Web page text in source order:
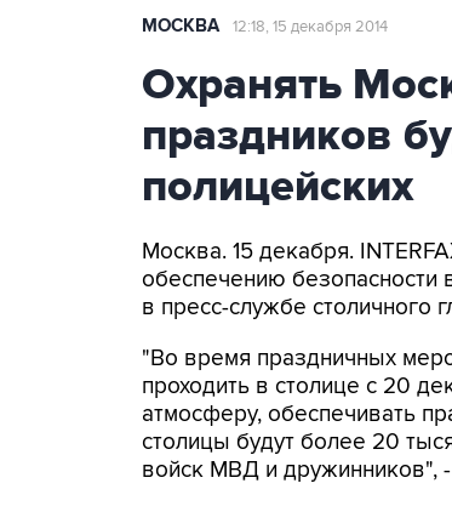
МОСКВА 12:18, 15 декабря 2014
Охранять
праздников
полицейских
Москва. 15 декабря.
обеспечению безопасности
в пресс-службе столичного
"Во время праздничных
проходить в столице с 20
атмосферу, обеспечивать
столицы будут более 20
войск МВД и дружинников", -